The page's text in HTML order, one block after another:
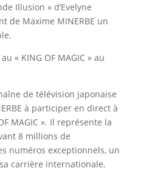
Illusion » d’Evelyne
de Maxime MINERBE un
« KING OF MAGIC » au
de télévision japonaise
à participer en direct à
MAGIC ». Il représente la
8 millions de
numéros exceptionnels, un
carrière internationale.